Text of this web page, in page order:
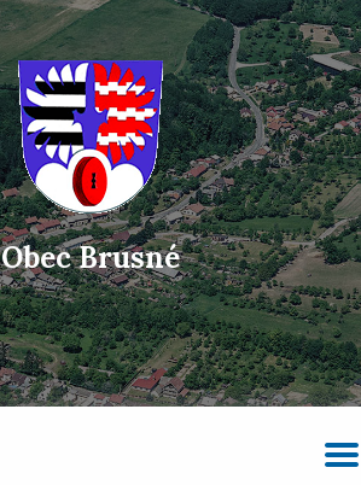
Obec Brusné